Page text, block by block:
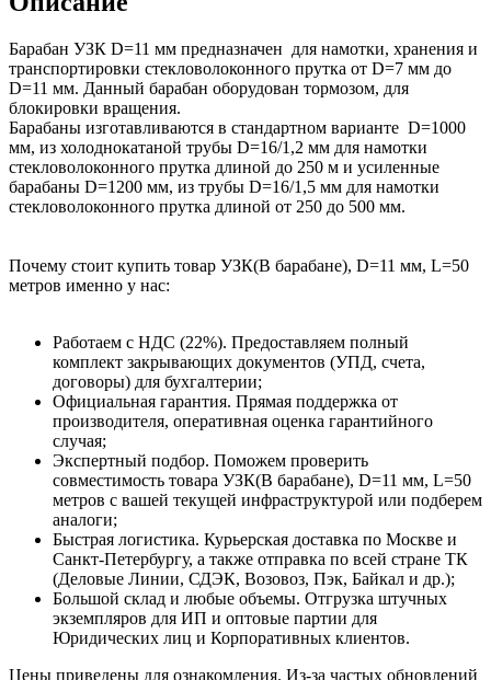
Барабан УЗК D=11 мм предназначен для намотки, хранения и
транспортировки стекловолоконного прутка от D=7 мм до
D=11 мм. Данный барабан оборудован тормозом, для
блокировки вращения.
Барабаны изготавливаются в стандартном варианте D=1000
мм, из холоднокатаной трубы D=16/1,2 мм для намотки
стекловолоконного прутка длиной до 250 м и усиленные
барабаны D=1200 мм, из трубы D=16/1,5 мм для намотки
стекловолоконного прутка длиной от 250 до 500 мм.
Почему стоит купить товар УЗК(В барабане), D=11 мм, L=50
метров именно у нас:
Работаем с НДС (22%). Предоставляем полный
комплект закрывающих документов (УПД, счета,
договоры) для бухгалтерии;
Официальная гарантия. Прямая поддержка от
производителя, оперативная оценка гарантийного
случая;
Экспертный подбор. Поможем проверить
совместимость товара УЗК(В барабане), D=11 мм, L=50
метров с вашей текущей инфраструктурой или подберем
аналоги;
Быстрая логистика. Курьерская доставка по Москве и
Санкт-Петербургу, а также отправка по всей стране ТК
(Деловые Линии, СДЭК, Возовоз, Пэк, Байкал и др.);
Большой склад и любые объемы. Отгрузка штучных
экземпляров для ИП и оптовые партии для
Юридических лиц и Корпоративных клиентов.
Цены приведены для ознакомления. Из‑за частых обновлений